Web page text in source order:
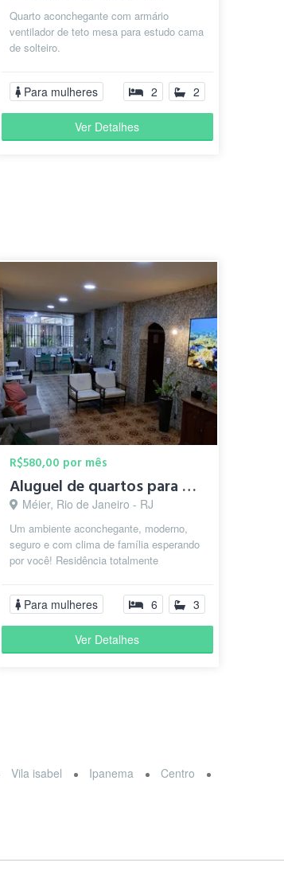
Quarto aconchegante com armário
ventilador de teto mesa para estudo cama
de solteiro.
Para mulheres 2 2
Ver Detalhes
R$580,00 por mês
Aluguel de quartos para moças no Méier
Méier, Rio de Janeiro - RJ
Um ambiente aconchegante, moderno,
seguro e com clima de família esperando
por você! Residência totalmente
pa...
Para mulheres 6 3
Ver Detalhes
Vila isabel Ipanema
Centro